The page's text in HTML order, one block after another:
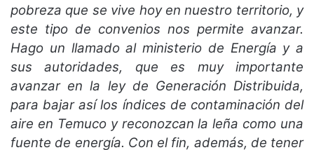
pobreza que se vive hoy en nuestro territorio, y
este tipo de convenios nos permite avanzar.
Hago un llamado al ministerio de Energía y a
sus autoridades, que es muy importante
avanzar en la ley de Generación Distribuida,
para bajar así los índices de contaminación del
aire en Temuco y reconozcan la leña como una
fuente de energía. Con el fin, además, de tener